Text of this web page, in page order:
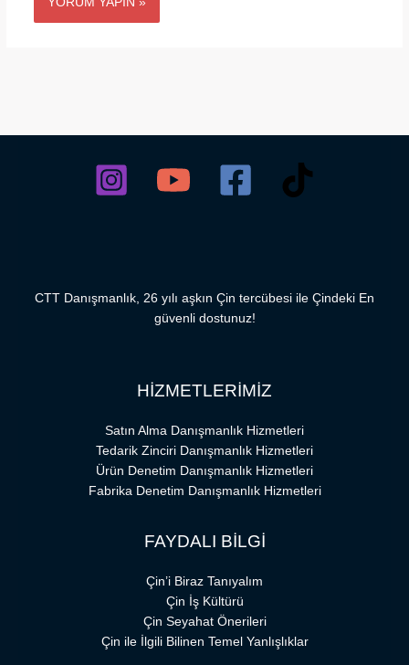
CTT Danışmanlık, 26 yılı aşkın Çin tercübesi ile Çindeki En
güvenli dostunuz!
HİZMETLERİMİZ
Satın Alma Danışmanlık Hizmetleri
Tedarik Zinciri Danışmanlık Hizmetleri
Ürün Denetim Danışmanlık Hizmetleri
Fabrika Denetim Danışmanlık Hizmetleri
FAYDALI BİLGİ
Çin’i Biraz Tanıyalım
Çin İş Kültürü
Çin Seyahat Önerileri
Çin ile İlgili Bilinen Temel Yanlışlıklar